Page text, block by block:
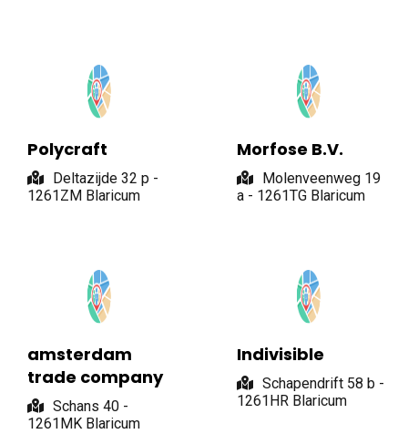
Polycraft
Deltazijde 32 p -
1261ZM Blaricum
Morfose B.V.
Molenveenweg 19
a - 1261TG Blaricum
amsterdam
trade company
Schans 40 -
1261MK Blaricum
Indivisible
Schapendrift 58 b -
1261HR Blaricum